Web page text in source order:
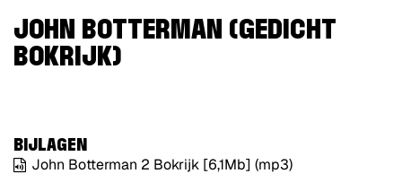
JOHN BOTTERMAN (GEDICHT
BOKRIJK)
BIJLAGEN
John Botterman 2 Bokrijk [6,1Mb] (mp3)